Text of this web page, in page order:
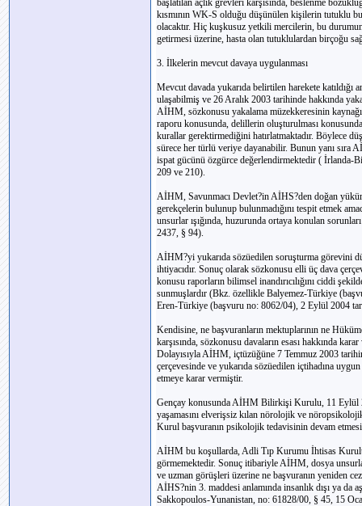
başlatılan açlık grevleri karşısında, beslenme
kısmının WK-S olduğu düşünülen kişilerin tutuklu
olacaktır. Hiç kuşkusuz yetkili mercilerin, bu
getirmesi üzerine, hasta olan tutuklulardan birçoğu
3. İlkelerin mevcut davaya uygulanması
Mevcut davada yukarıda belirtilen harekete katıldığı
ulaşabilmiş ve 26 Aralık 2003 tarihinde hakkında
AİHM, sözkonusu yakalama müzekkeresinin
raporu konusunda, delillerin oluşturulması
kurallar gerektirmediğini hatırlatmaktadır. Böylece
sürece her türlü veriye dayanabilir. Bunun yanı sıra
ispat gücünü özgürce değerlendirmektedir (
209 ve 210).
AİHM, Savunmacı Devlet?in AİHS?den doğan
gerekçelerin bulunup bulunmadığını tespit etmek
unsurlar ışığında, huzurunda ortaya konulan
2437, § 94).
AİHM?yi yukarıda sözüedilen soruşturma görevini
ihtiyacıdır. Sonuç olarak sözkonusu elli üç dava
konusu raporların bilimsel inandırıcılığını ciddi
sunmuşlardır (Bkz. özellikle Balyemez-Türkiye
Eren-Türkiye (başvuru no: 8062/04), 2 Eylül 2004
Kendisine, ne başvuranların mektuplarının ne
karşısında, sözkonusu davaların esası hakkında
Dolayısıyla AİHM, içtüzüğüne 7 Temmuz 2003
çerçevesinde ve yukarıda sözüedilen içtihadına
etmeye karar vermiştir.
Gençay konusunda AİHM Bilirkişi Kurulu, 11 Eylül
yaşamasını elverişsiz kılan nörolojik ve
Kurul başvuranın psikolojik tedavisinin devam
AİHM bu koşullarda, Adli Tıp Kurumu İhtisas
görmemektedir. Sonuç itibariyle AİHM, dosya
ve uzman görüşleri üzerine ne başvuranın yeniden
AİHS?nin 3. maddesi anlamında insanlık dışı ya da
Sakkopoulos-Yunanistan, no: 61828/00, § 45, 15